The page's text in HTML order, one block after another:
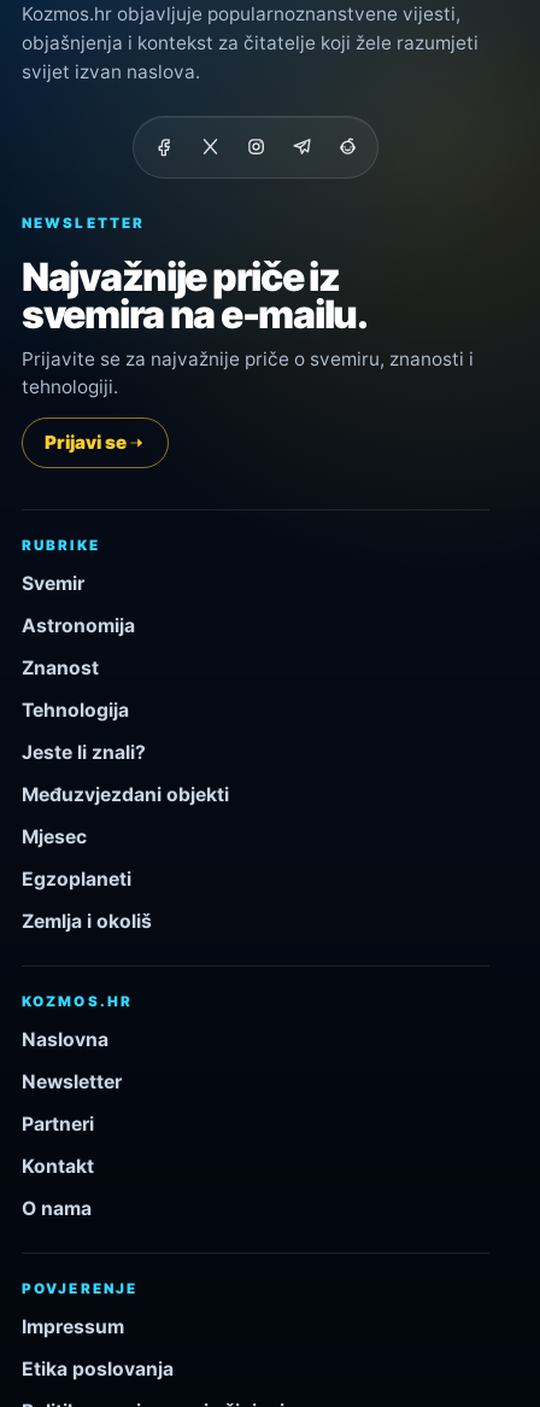
Kozmos.hr objavljuje popularnoznanstvene vijesti,
objašnjenja i kontekst za čitatelje koji žele razumjeti
svijet izvan naslova.
NEWSLETTER
Najvažnije priče iz
svemira na e-mailu.
Prijavite se za najvažnije priče o svemiru, znanosti i
tehnologiji.
Prijavi se
RUBRIKE
Svemir
Astronomija
Znanost
Tehnologija
Jeste li znali?
Međuzvjezdani objekti
Mjesec
Egzoplaneti
Zemlja i okoliš
KOZMOS.HR
Naslovna
Newsletter
Partneri
Kontakt
O nama
POVJERENJE
Impressum
Etika poslovanja